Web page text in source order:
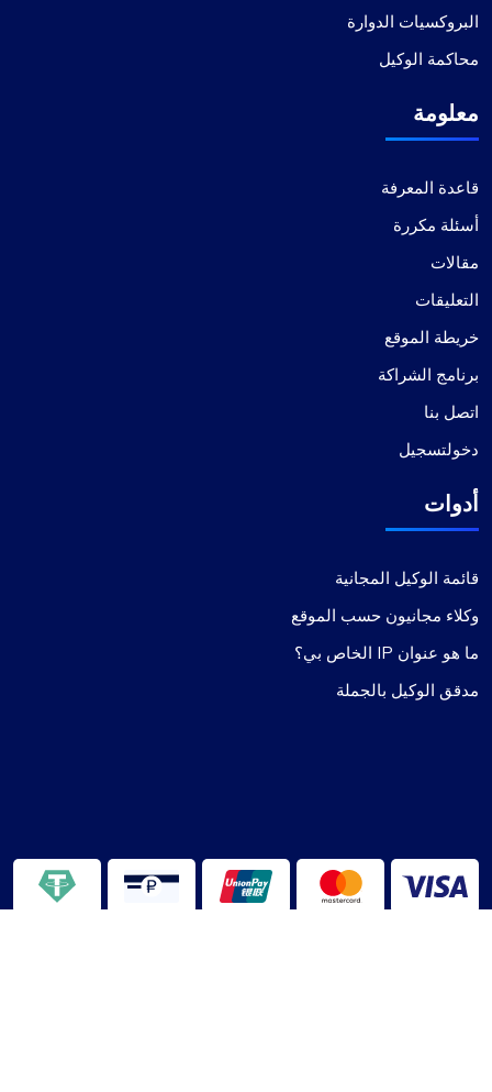
البروكسيات الدوارة
محاكمة الوكيل
معلومة
قاعدة المعرفة
أسئلة مكررة
مقالات
التعليقات
خريطة الموقع
برنامج الشراكة
اتصل بنا
دخولتسجيل
أدوات
قائمة الوكيل المجانية
وكلاء مجانيون حسب الموقع
ما هو عنوان IP الخاص بي؟
مدقق الوكيل بالجملة